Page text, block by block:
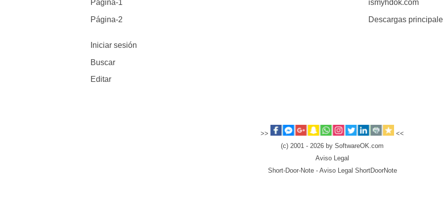
Página-1
Página-2
Iniciar sesión
Buscar
Editar
ismyhdok.com
Descargas
>>
<<
(c) 2001 - 2026 by SoftwareOK.com
Aviso Legal
Short-Door-Note - Aviso Legal ShortDoorNote